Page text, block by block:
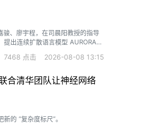
骏、廖宇程，在司晨阳教授的指导
提出连续扩散语言模型 AURORA-
出了更多的思考和发现。
7468 点击 2026-08-08 13:15
合清华团队让神经网络
的 “复杂度标尺”。